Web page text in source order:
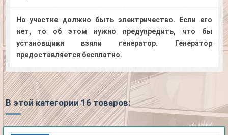
На участке должно быть электричество. Если его
нет, то об этом нужно предупредить, что бы
установщики взяли генератор. Генератор
предоставляется бесплатно.
В этой категории 16 товаров: